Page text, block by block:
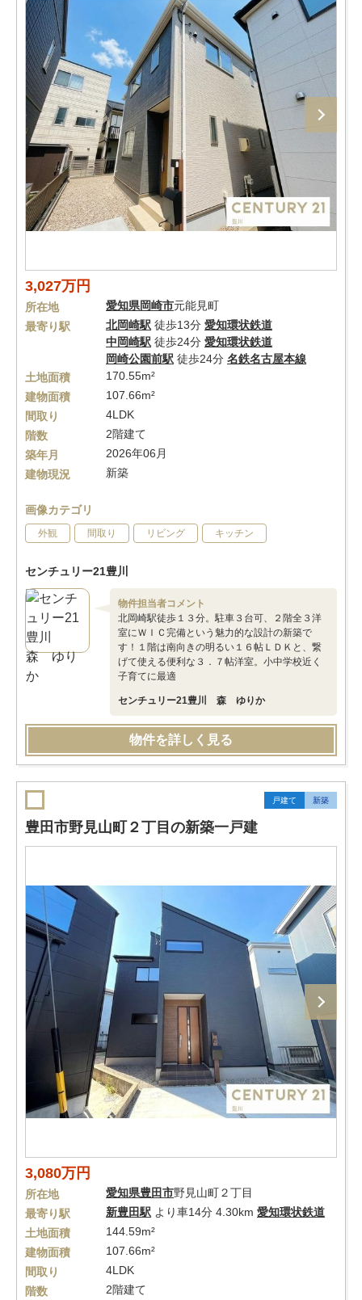
3,027万円
所在地 愛知県岡崎市元能見町
最寄り駅
北岡崎駅 徒歩13分 愛知環状鉄道
中岡崎駅 徒歩24分 愛知環状鉄道
岡崎公園前駅 徒歩24分 名鉄名古屋本線
土地面積
170.55m²
建物面積
107.66m²
間取り
4LDK
階数
2階建て
築年月
2026年06月
建物現況
新築
画像カテゴリ
外観 間取り リビング キッチン
センチュリー21豊川
物件担当者コメント
北岡崎駅徒歩１３分。駐車３台可、２階全３洋
室にＷＩＣ完備という魅力的な設計の新築で
す！１階は南向きの明るい１６帖ＬＤＫと、繋
げて使える便利な３．７帖洋室。小中学校近く
子育てに最適
センチュリー21豊川 森 ゆりか
物件を詳しく見る
戸建て 新築
豊田市野見山町２丁目の新築一戸建
3,080万円
所在地 愛知県豊田市野見山町２丁目
最寄り駅
新豊田駅 より車14分 4.30km 愛知環状鉄道
土地面積
144.59m²
建物面積
107.66m²
間取り
4LDK
階数
2階建て